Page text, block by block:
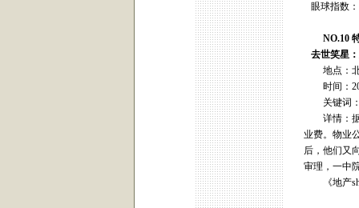
眼球指数
NO.10
去世笑星
地点：
时间：
关键词：
详情：据
业费。物业
后，他们又
审理，一中
《地产